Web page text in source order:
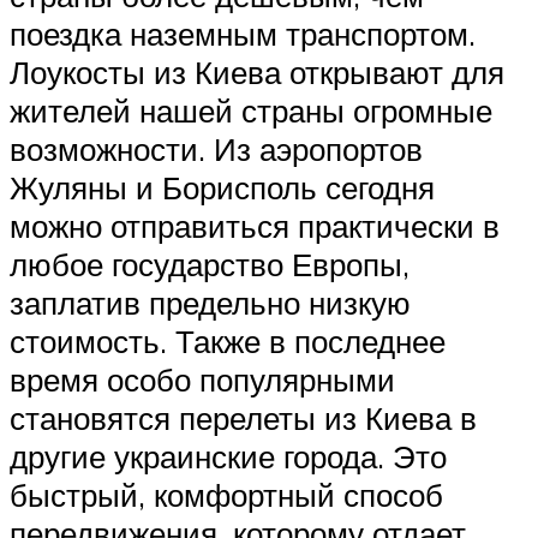
поездка наземным транспортом.
Лоукосты из Киева открывают для
жителей нашей страны огромные
возможности. Из аэропортов
Жуляны и Борисполь сегодня
можно отправиться практически в
любое государство Европы,
заплатив предельно низкую
стоимость. Также в последнее
время особо популярными
становятся перелеты из Киева в
другие украинские города. Это
быстрый, комфортный способ